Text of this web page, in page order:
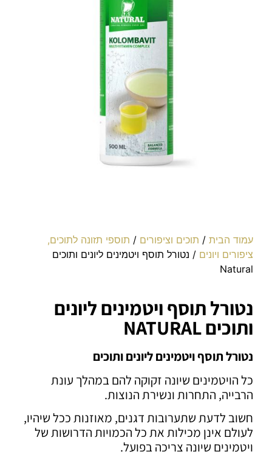
עמוד הבית / תוכים וציפורים / תוספי תזונה לתוכים,
ציפורים ויונים / נטורל תוסף ויטמינים ליונים ותוכים
Natural
נטורל תוסף ויטמינים ליונים
ותוכים NATURAL
נטורל תוסף ויטמינים ליונים ותוכים
כל הויטמינים שיונה זקוקה להם במהלך עונת
הרבייה, התחרות ונשירת הנוצות.
חשוב לדעת שתערובות דגנים, מאוזנות ככל שיהיו,
לעולם אינן מכילות את כל הכמויות הדרושות של
ויטמינים שיונה צריכה בפועל.